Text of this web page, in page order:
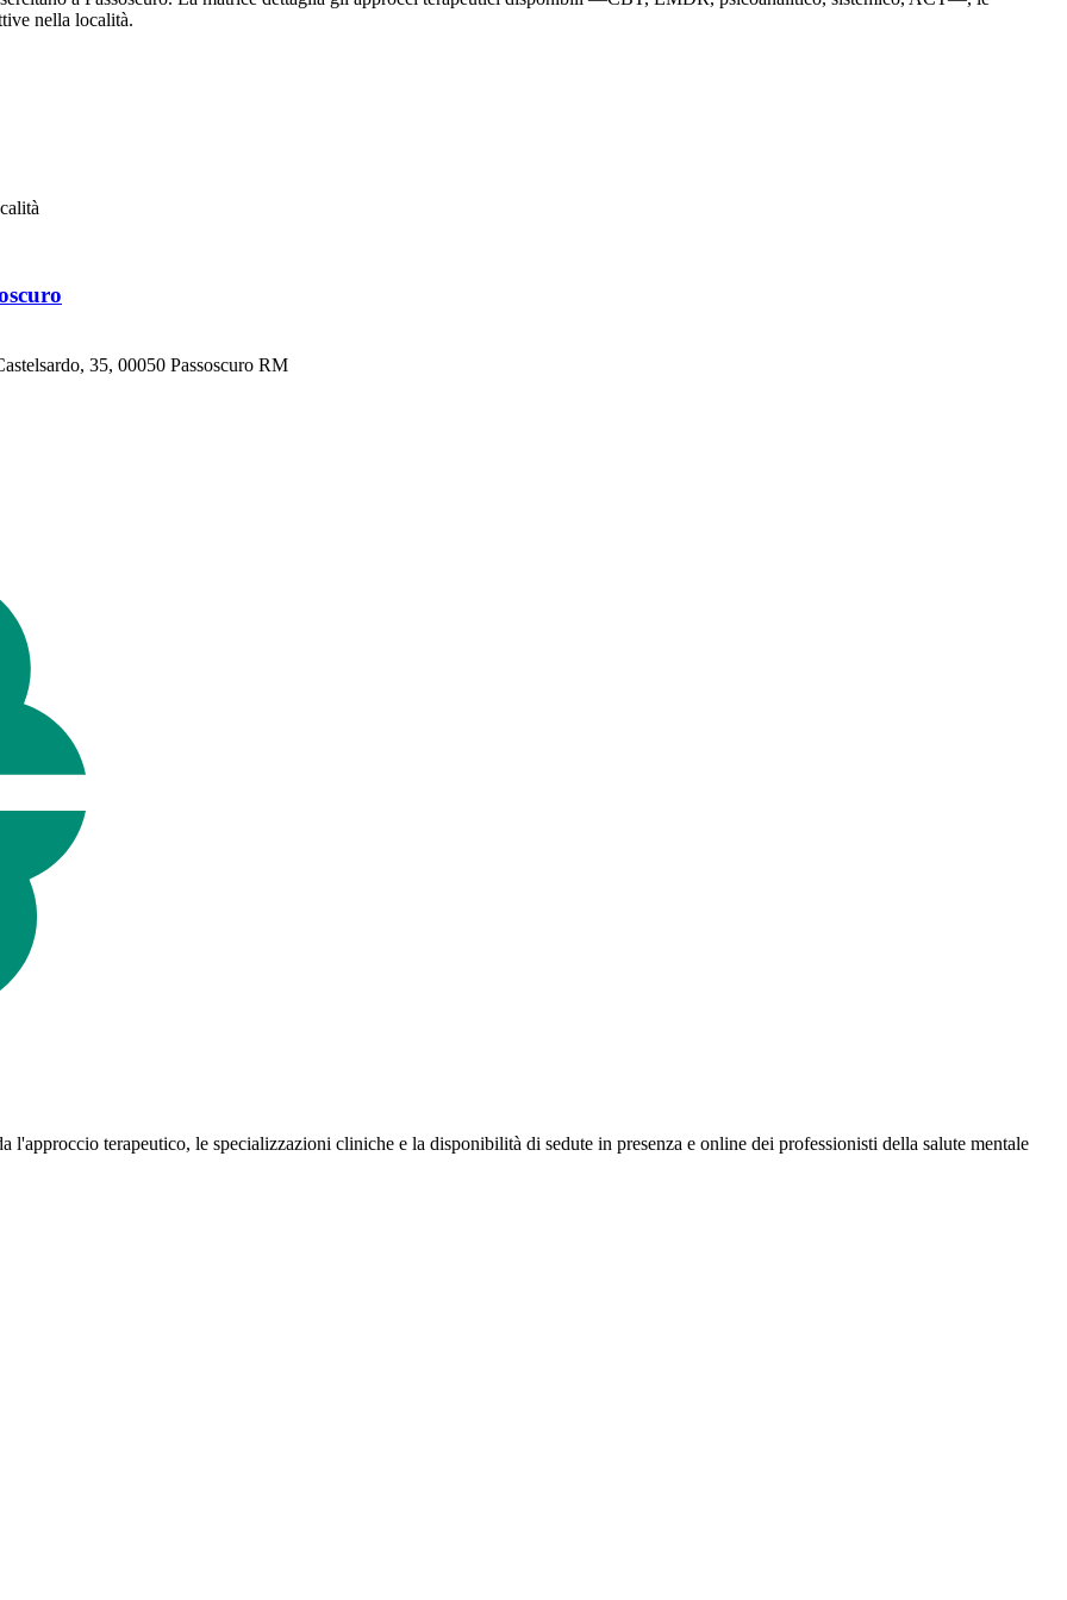
nella località.
35, 00050 Passoscuro RM
l'approccio terapeutico, le specializzazioni cliniche e la disponibilità di sedute in presenza e online dei professionisti della salute mentale